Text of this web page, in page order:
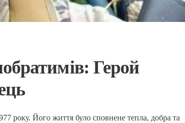
Герой
року. Його життя було сповнене тепла, добра та